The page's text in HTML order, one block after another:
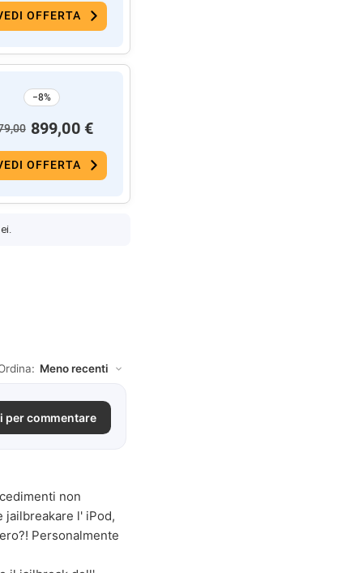
OFFERTA
−8%
899,00 €
OFFERTA
per commentare
non
jailbreakare l' iPod,
Personalmente